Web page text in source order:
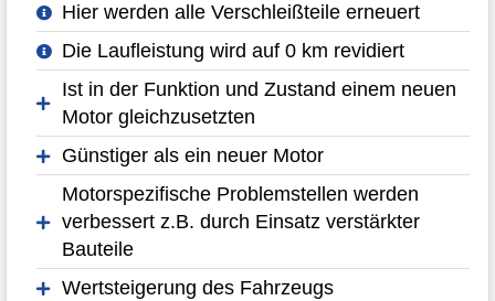
Hier werden alle Verschleißteile erneuert
Die Laufleistung wird auf 0 km revidiert
Ist in der Funktion und Zustand einem neuen
Motor gleichzusetzten
Günstiger als ein neuer Motor
Motorspezifische Problemstellen werden
verbessert z.B. durch Einsatz verstärkter
Bauteile
Wertsteigerung des Fahrzeugs